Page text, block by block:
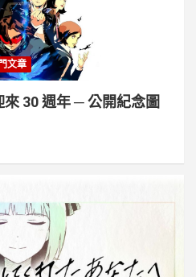
文章
來 30 週年 ─ 公開紀念圖